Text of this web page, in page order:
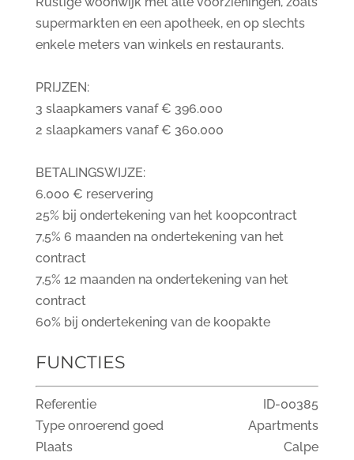
supermarkten en een apotheek, en op slechts
enkele meters van winkels en restaurants.
PRIJZEN:
3 slaapkamers vanaf € 396.000
2 slaapkamers vanaf € 360.000
BETALINGSWIJZE:
6.000 € reservering
25% bij ondertekening van het koopcontract
7,5% 6 maanden na ondertekening van het
contract
7,5% 12 maanden na ondertekening van het
contract
60% bij ondertekening van de koopakte
FUNCTIES
Referentie
ID-00385
Type onroerend goed
Apartments
Plaats
Calpe